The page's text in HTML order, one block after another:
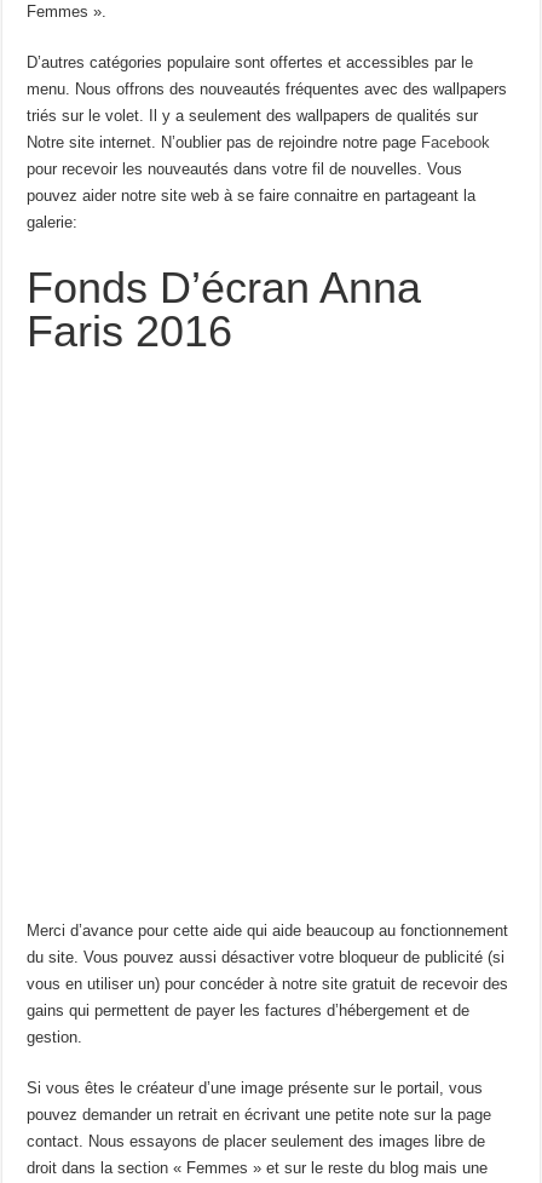
Femmes ».
D’autres catégories populaire sont offertes et accessibles par le
menu. Nous offrons des nouveautés fréquentes avec des wallpapers
triés sur le volet. Il y a seulement des wallpapers de qualités sur
Notre site internet. N’oublier pas de rejoindre notre page Facebook
pour recevoir les nouveautés dans votre fil de nouvelles. Vous
pouvez aider notre site web à se faire connaitre en partageant la
galerie:
Fonds D’écran Anna
Faris 2016
Merci d’avance pour cette aide qui aide beaucoup au fonctionnement
du site. Vous pouvez aussi désactiver votre bloqueur de publicité (si
vous en utiliser un) pour concéder à notre site gratuit de recevoir des
gains qui permettent de payer les factures d’hébergement et de
gestion.
Si vous êtes le créateur d’une image présente sur le portail, vous
pouvez demander un retrait en écrivant une petite note sur la page
contact. Nous essayons de placer seulement des images libre de
droit dans la section « Femmes » et sur le reste du blog mais une